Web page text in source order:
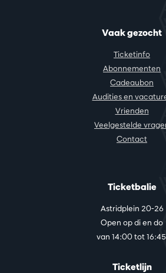
Vaak gezocht
Ticketinfo
Abonnementen
Cadeaubon
Audities en
Vrienden
Veelgestelde
Contact
Ticketbalie
Astridplein 20-26
Open op di en do
van 14:00 tot
Ticketlijn